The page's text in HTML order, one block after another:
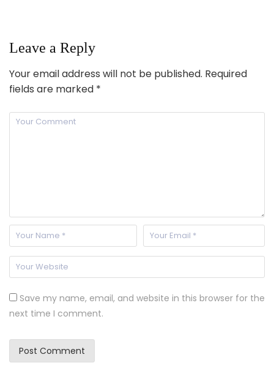
Leave a Reply
Your email address will not be published. Required
fields are marked *
Save my name, email, and website in this browser for the
next time I comment.